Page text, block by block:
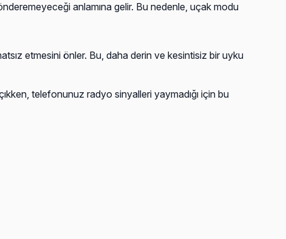
anlamına gelir. Bu nedenle, uçak modu
etmesini önler. Bu, daha derin ve kesintisiz bir uyku
telefonunuz radyo sinyalleri yaymadığı için bu